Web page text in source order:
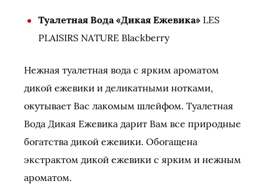
Туалетная Вода «Дикая Ежевика» LES
PLAISIRS NATURE Blackberry
Нежная туалетная вода с ярким ароматом
дикой ежевики и деликатными нотками,
окутывает Вас лакомым шлейфом. Туалетная
Вода Дикая Ежевика дарит Вам все природные
богатства дикой ежевики. Обогащена
экстрактом дикой ежевики с ярким и нежным
ароматом.